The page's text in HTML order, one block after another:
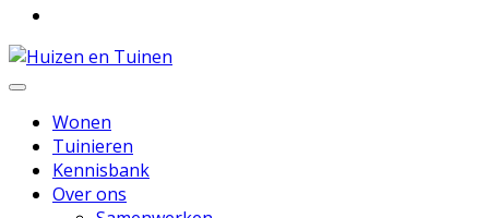
Huizen en Tuinen
Inspiratie voor wonen en tuinieren
Wonen
Tuinieren
Kennisbank
Over ons